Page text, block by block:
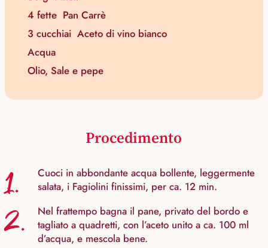
4 fette Pan Carrè
3 cucchiai Aceto di vino bianco
Acqua
Olio, Sale e pepe
Procedimento
1.
Cuoci in abbondante acqua bollente, leggermente
salata, i Fagiolini finissimi, per ca. 12 min.
2.
Nel frattempo bagna il pane, privato del bordo e
tagliato a quadretti, con l’aceto unito a ca. 100 ml
d’acqua, e mescola bene.